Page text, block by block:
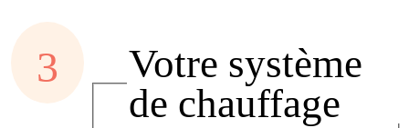
Votre système
de chauffage